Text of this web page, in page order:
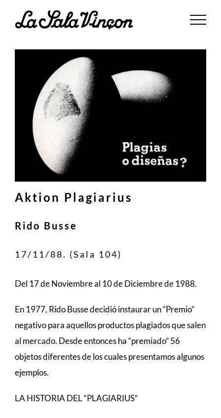
Aktion Plagiarius
Rido Busse
17/11/88. (Sala 104)
Del 17 de Noviembre al 10 de Diciembre de 1988.
En 1977, Rido Busse decidió instaurar un “Premio”
negativo para aquellos productos plagiados que salen
al mercado. Desde entonces ha “premiado” 56
objetos diferentes de los cuales presentamos algunos
ejemplos.
LA HISTORIA DEL “PLAGIARIUS”